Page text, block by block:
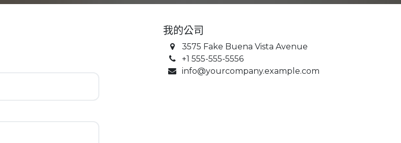
我的公司
3575 Fake Buena Vista Avenue
+1 555-555-5556
info@yourcompany.example.com